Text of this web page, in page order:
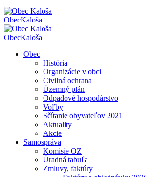
ObecKaloša
ObecKaloša
Obec
História
Organizácie v obci
Civilná ochrana
Územný plán
Odpadové hospodárstvo
Voľby
Sčítanie obyvateľov 2021
Aktuality
Akcie
Samospráva
Komisie OZ
Úradná tabuľa
Zmluvy, faktúry